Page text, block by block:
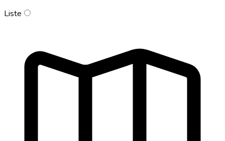
Liste